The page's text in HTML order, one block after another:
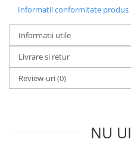
Informatii conformitate produs
Informatii utile
Livrare si retur
Review-uri(0)
NU